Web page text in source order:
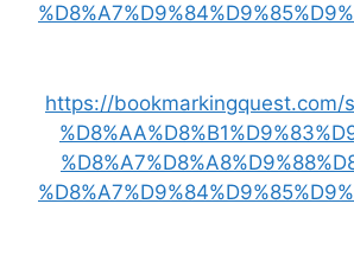
https://bookmarkingquest.com/